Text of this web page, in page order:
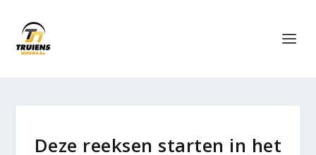
Deze reeksen starten in het